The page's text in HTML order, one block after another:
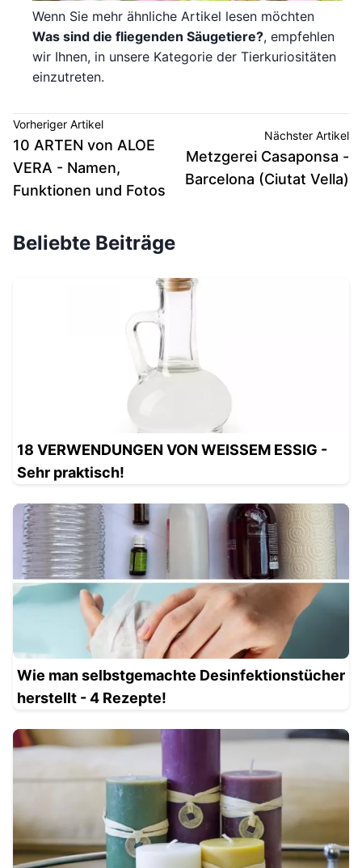
Wenn Sie mehr ähnliche Artikel lesen möchten
Was sind die fliegenden Säugetiere?, empfehlen
wir Ihnen, in unsere Kategorie der Tierkuriositäten
einzutreten.
Vorheriger Artikel
10 ARTEN von ALOE
VERA - Namen,
Funktionen und Fotos
Nächster Artikel
Metzgerei Casaponsa -
Barcelona (Ciutat Vella)
Beliebte Beiträge
18 VERWENDUNGEN VON WEISSEM ESSIG -
Sehr praktisch!
Wie man selbstgemachte Desinfektionstücher
herstellt - 4 Rezepte!